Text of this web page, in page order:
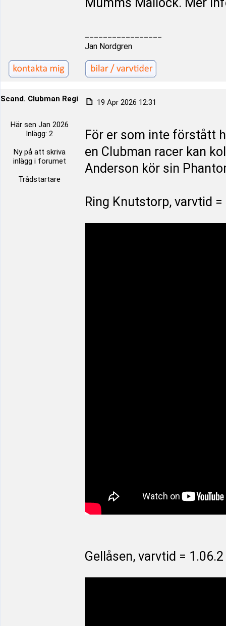
Jan Nordgren
Scand. Clubman Register
Här sen Jan 2026
Inlägg: 2
Ny på att skriva
inlägg i forumet
Trådstartare
19 Apr 2026 12:31
För er som inte förstått
en Clubman racer kan
Anderson kör sin
Ring Knutstorp, varvtid =
Gellåsen, varvtid = 1.06.2